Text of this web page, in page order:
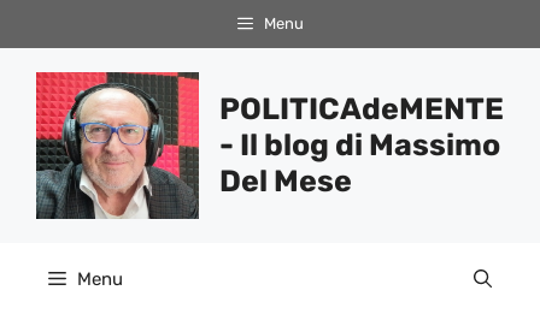
al
contenuto
Menu
POLITICAdeMENTE
- Il blog di Massimo
Del Mese
Menu